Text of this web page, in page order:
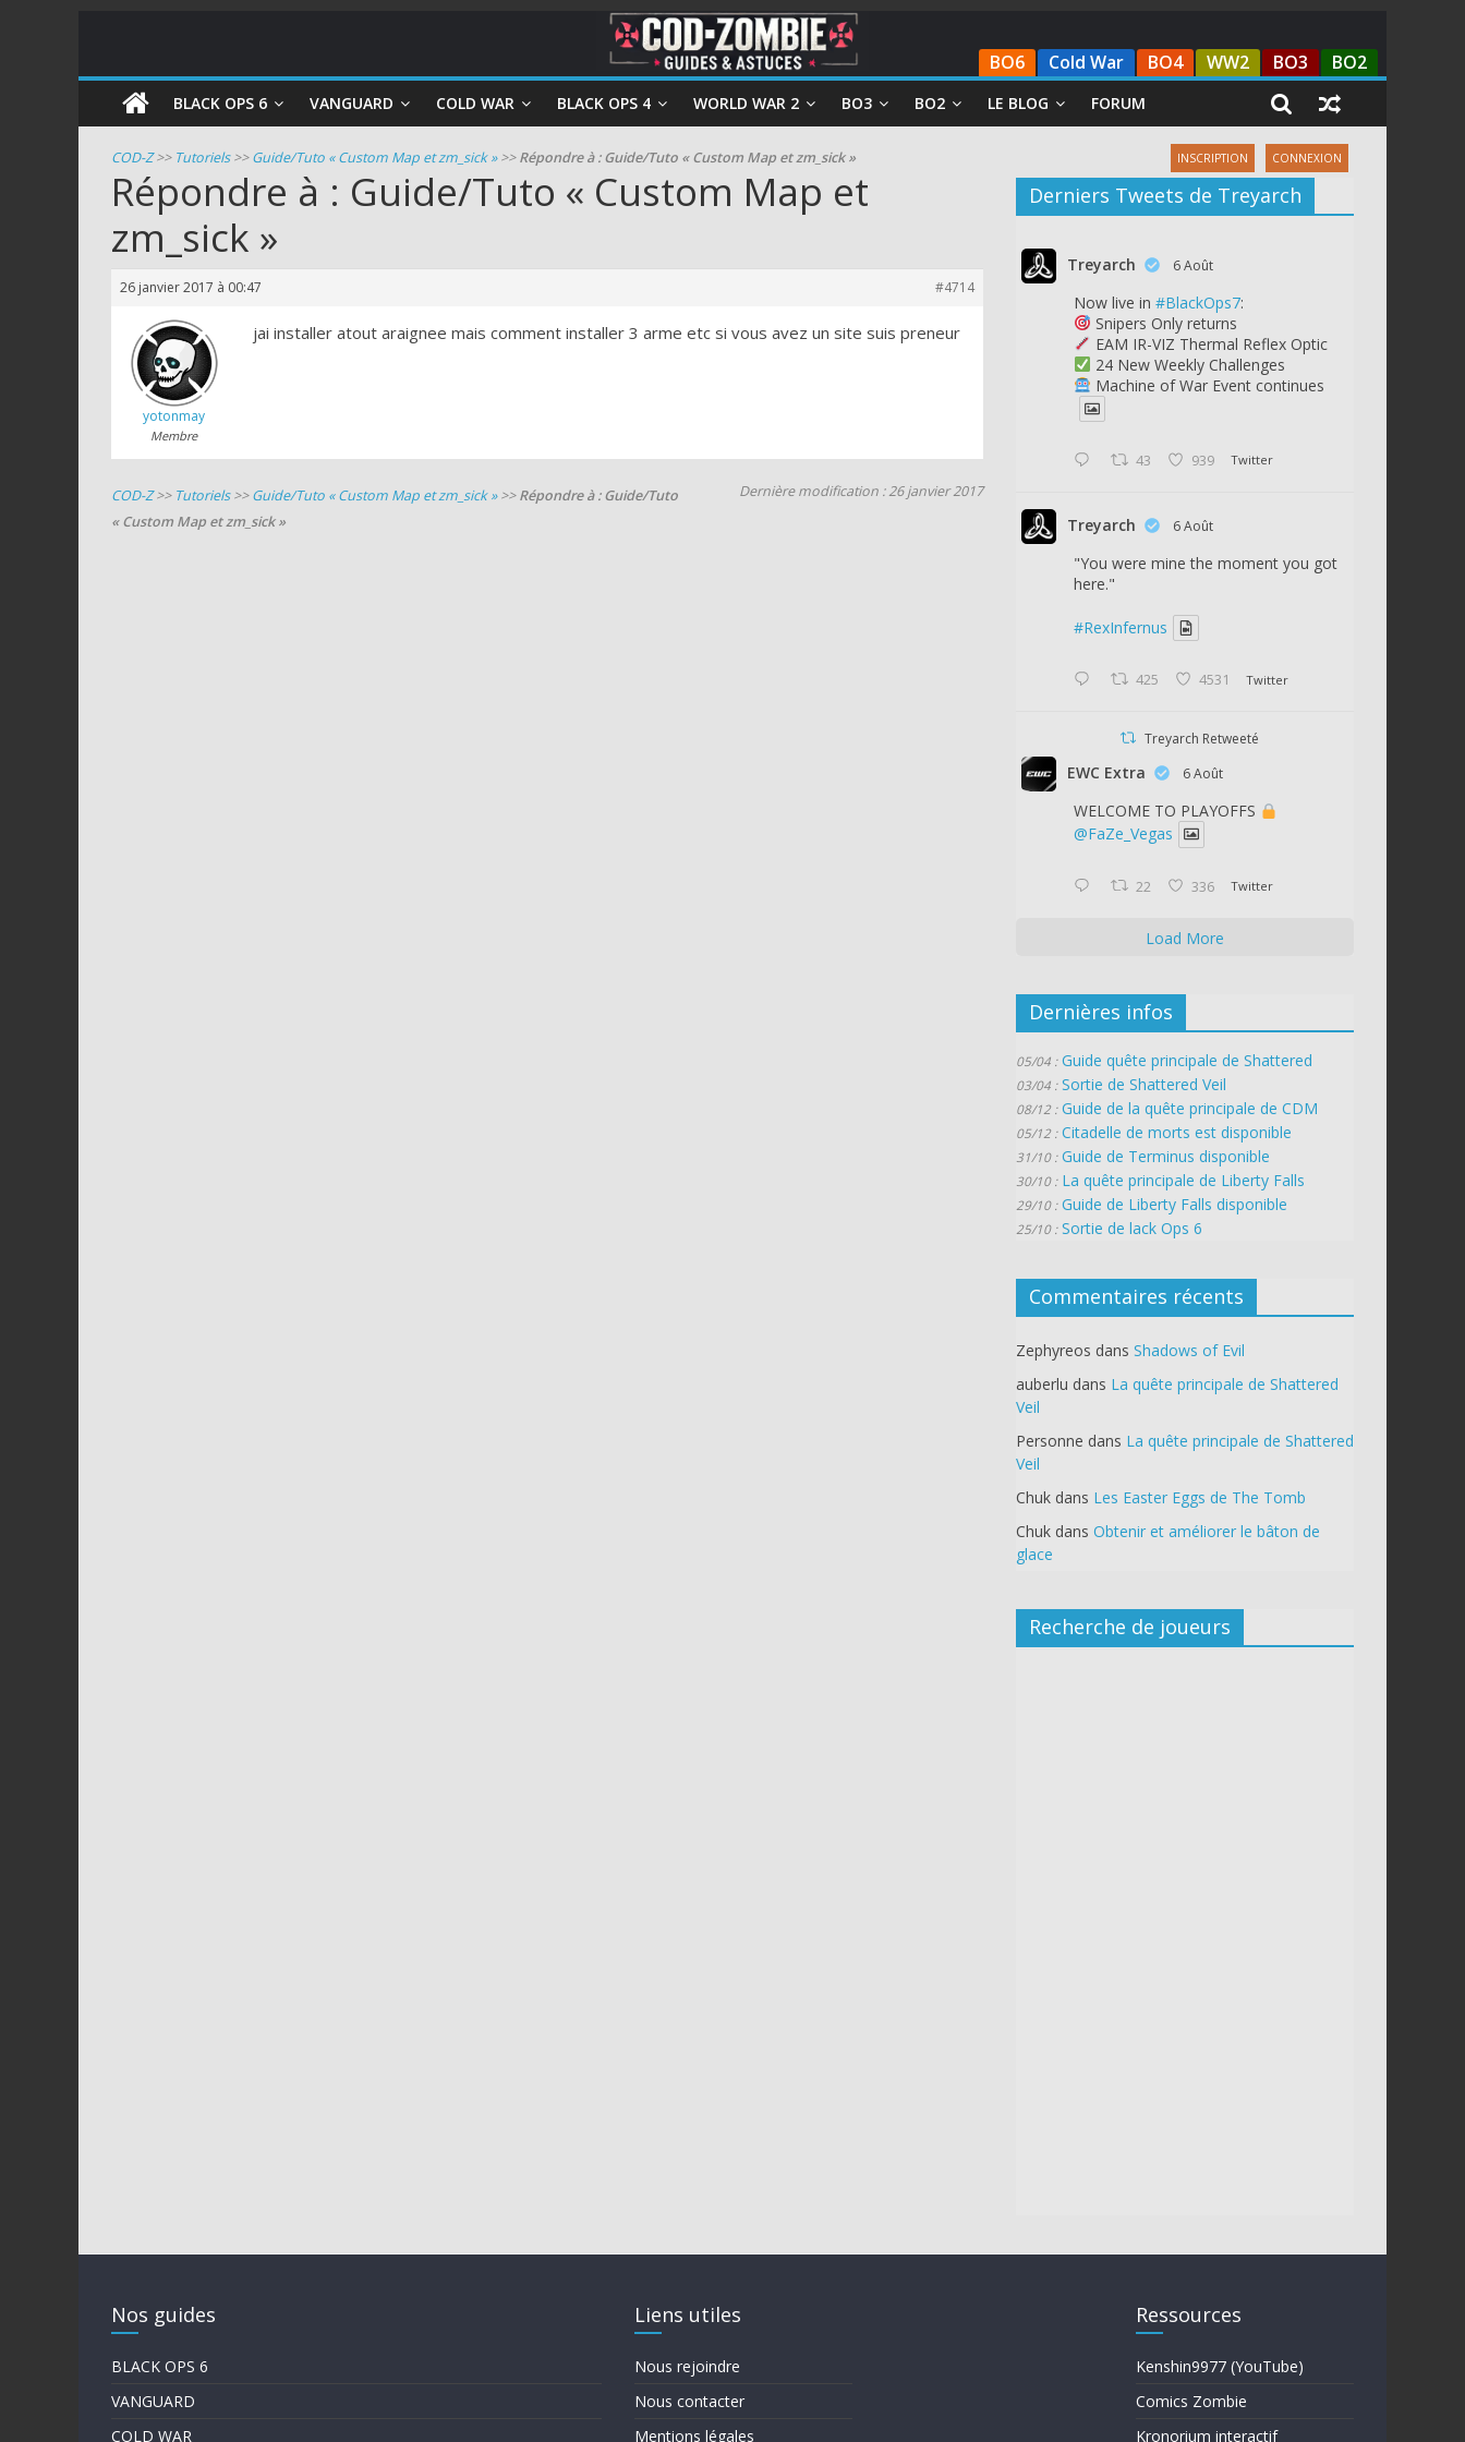
COD
Zombie
Guides
et
astuces
pour
mode
zombie
Duty
BO6 Cold War BO4 WW2 BO3 BO2
BLACK OPS 6 VANGUARD COLD WAR BLACK OPS 4 WORLD WAR 2 BO3 BO2 LE BLOG FORUM
INSCRIPTION CONNEXION
COD-Z>> Tutoriels>>Guide/Tuto « Custom Map et zm_sick »>>Répondre à : Guide/Tuto « Custom Map et zm_sick »
Répondre à : Guide/Tuto « Custom Map et
zm_sick »
26 janvier 2017 à 00:47 #4714
yotonmay
Membre
jai installer atout araignee mais comment installer 3 arme etc si vous avez un site suis preneur
Dernière modification : 26 janvier 2017
COD-Z>> Tutoriels>>Guide/Tuto « Custom Map et zm_sick »>>Répondre à : Guide/Tuto
« Custom Map et zm_sick »
Derniers Tweets de Treyarch
Treyarch 6 Août
Now live in #BlackOps7:
Snipers Only returns
EAM IR-VIZ Thermal Reflex Optic
24 New Weekly Challenges
Machine of War Event continues
43 939 Twitter
Treyarch 6 Août
"You were mine the moment you got
here."
#RexInfernus
425 4531 Twitter
Treyarch Retweeté
EWC Extra 6 Août
WELCOME TO PLAYOFFS
@FaZe_Vegas
22 336 Twitter
Load More
Dernières infos
05/04 : Guide quête principale de Shattered
03/04 : Sortie de Shattered Veil
08/12 : Guide de la quête principale de CDM
05/12 : Citadelle de morts est disponible
31/10 : Guide de Terminus disponible
30/10 : La quête principale de Liberty Falls
29/10 : Guide de Liberty Falls disponible
25/10 : Sortie de lack Ops 6
Commentaires récents
Zephyreos dans Shadows of Evil
auberlu dans La quête principale de Shattered
Veil
Personne dans La quête principale de Shattered
Veil
Chuk dans Les Easter Eggs de The Tomb
Chuk dans Obtenir et améliorer le bâton de
glace
Recherche de joueurs
Nos guides
BLACK OPS 6
VANGUARD
COLD WAR
Liens utiles
Nous rejoindre
Nous contacter
Mentions légales
Ressources
Kenshin9977 (YouTube)
Comics Zombie
Kronorium interactif